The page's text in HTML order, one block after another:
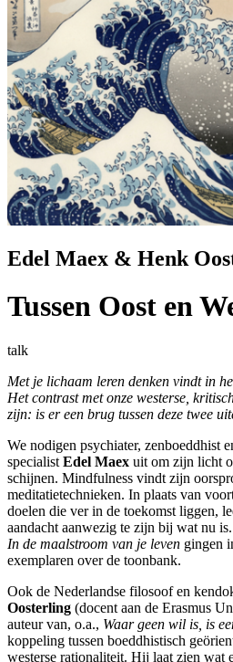
Edel Maex & Henk
Tussen Oost en
talk
Met je lichaam leren denken vindt in
Het contrast met onze westerse,
zijn: is er een brug tussen deze twee
We nodigen psychiater, zenboeddhist
specialist Edel Maex uit om zijn licht
schijnen. Mindfulness vindt zijn
meditatietechnieken. In plaats van
doelen die ver in de toekomst liggen,
aandacht aanwezig te zijn bij wat nu
In de maalstroom van je leven gingen
exemplaren over de toonbank.
Ook de Nederlandse filosoof en
Oosterling (docent aan de Erasmus
auteur van, o.a., Waar geen wil is, is
koppeling tussen boeddhistisch
westerse rationaliteit. Hij laat zien wat